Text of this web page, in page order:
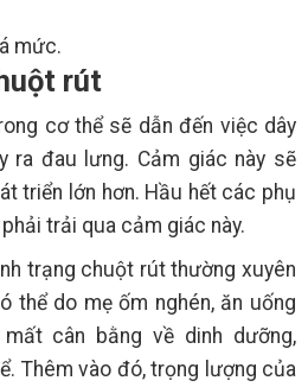
mức.
rút
cơ thể sẽ dẫn đến việc dây
ra đau lưng. Cảm giác này sẽ
triển lớn hơn. Hầu hết các phụ
trải qua cảm giác này.
trạng chuột rút thường xuyên
thể do mẹ ốm nghén, ăn uống
cân bằng về dinh dưỡng,
Thêm vào đó, trọng lượng của